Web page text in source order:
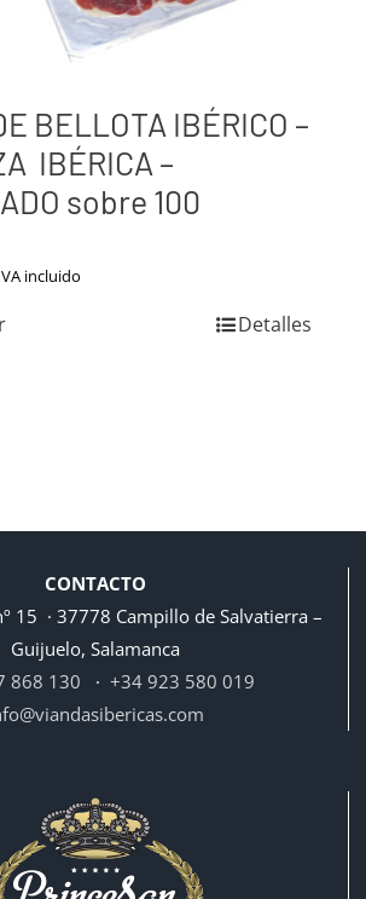
BELLOTA IBÉRICO –
IBÉRICA –
sobre 100
incluido
Detalles
CONTACTO
15 · 37778 Campillo de Salvatierra –
Guijuelo, Salamanca
868 130 · +34 923 580 019